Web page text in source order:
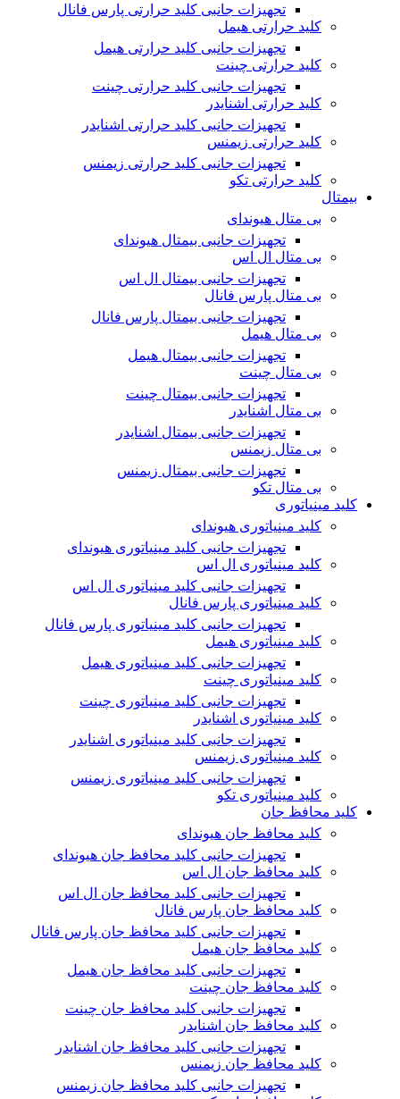
تجهیزات جانبی کلید حرارتی پارس فانال
کلید حرارتی هیمل
تجهیزات جانبی کلید حرارتی هیمل
کلید حرارتی چینت
تجهیزات جانبی کلید حرارتی چینت
کلید حرارتی اشنایدر
تجهیزات جانبی کلید حرارتی اشنایدر
کلید حرارتی زیمنس
تجهیزات جانبی کلید حرارتی زیمنس
کلید حرارتی تکو
بیمتال
بی متال هیوندای
تجهیزات جانبی بیمتال هیوندای
بی متال ال اس
تجهیزات جانبی بیمتال ال اس
بی متال پارس فانال
تجهیزات جانبی بیمتال پارس فانال
بی متال هیمل
تجهیزات جانبی بیمتال هیمل
بی متال چینت
تجهیزات جانبی بیمتال چینت
بی متال اشنایدر
تجهیزات جانبی بیمتال اشنایدر
بی متال زیمنس
تجهیزات جانبی بیمتال زیمنس
بی متال تکو
کلید مینیاتوری
کلید مینیاتوری هیوندای
تجهیزات جانبی کلید مینیاتوری هیوندای
کلید مینیاتوری ال اس
تجهیزات جانبی کلید مینیاتوری ال اس
کلید مینیاتوری پارس فانال
تجهیزات جانبی کلید مینیاتوری پارس فانال
کلید مینیاتوری هیمل
تجهیزات جانبی کلید مینیاتوری هیمل
کلید مینیاتوری چینت
تجهیزات جانبی کلید مینیاتوری چینت
کلید مینیاتوری اشنایدر
تجهیزات جانبی کلید مینیاتوری اشنایدر
کلید مینیاتوری زیمنس
تجهیزات جانبی کلید مینیاتوری زیمنس
کلید مینیاتوری تکو
کلید محافظ جان
کلید محافظ جان هیوندای
تجهیزات جانبی کلید محافظ جان هیوندای
کلید محافظ جان ال اس
تجهیزات جانبی کلید محافظ جان ال اس
کلید محافظ جان پارس فانال
تجهیزات جانبی کلید محافظ جان پارس فانال
کلید محافظ جان هیمل
تجهیزات جانبی کلید محافظ جان هیمل
کلید محافظ جان چینت
تجهیزات جانبی کلید محافظ جان چینت
کلید محافظ جان اشنایدر
تجهیزات جانبی کلید محافظ جان اشنایدر
کلید محافظ جان زیمنس
تجهیزات جانبی کلید محافظ جان زیمنس